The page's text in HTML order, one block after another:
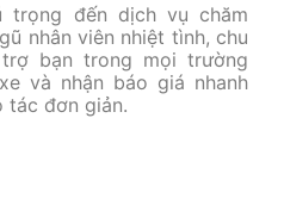
trọng đến dịch vụ chăm
nhân viên nhiệt tình, chu
bạn trong mọi trường
và nhận báo giá nhanh
tác đơn giản.